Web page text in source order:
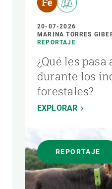
20-07-2026
MARINA TORRES
REPORTAJE
¿Qué les
durante los
forestales?
EXPLORAR
REPORTAJE